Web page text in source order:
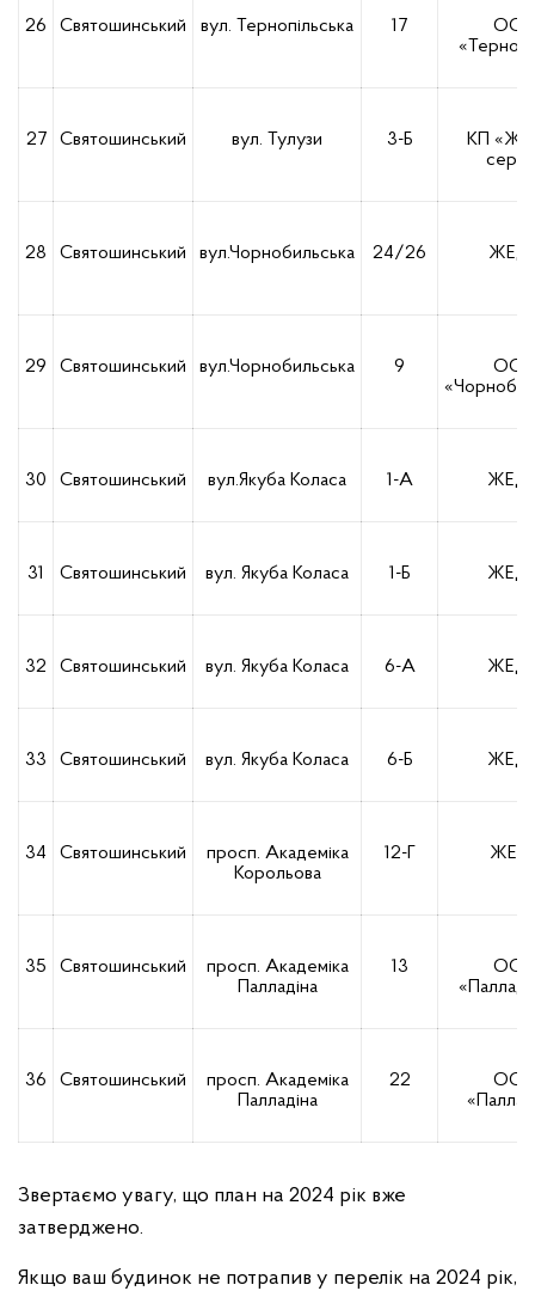
26 Святошинський вул. Тернопільська 17
27 Святошинський вул. Тулузи 3-Б
КП
28 Святошинський вул.Чорнобильська 24/26
29 Святошинський вул.Чорнобильська 9
30 Святошинський вул.Якуба Коласа 1-А
31 Святошинський вул. Якуба Коласа 1-Б
32 Святошинський вул. Якуба Коласа 6-А
33 Святошинський вул. Якуба Коласа 6-Б
34 Святошинський
просп. Академіка
Корольова
12-Г ЖЕД-
35 Святошинський
просп. Академіка
Палладіна
13
36 Святошинський
просп. Академіка
Палладіна
22
Звертаємо увагу, що план на 2024 рік вже
затверджено.
Якщо ваш будинок не потрапив у перелік на 2024 рік,